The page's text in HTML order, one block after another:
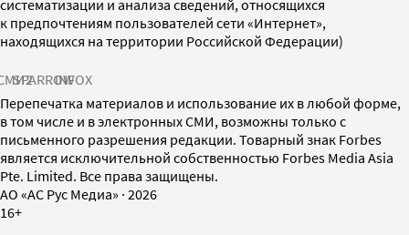
систематизации и анализа сведений, относящихся
к предпочтениям пользователей сети «Интернет»,
находящихся на территории Российской Федерации)
SPARROWINFOX
Перепечатка материалов и использование их в любой форме,
в том числе и в электронных СМИ, возможны только с
письменного разрешения редакции. Товарный знак Forbes
является исключительной собственностью Forbes Media Asia
Pte. Limited. Все права защищены.
AO «АС Рус Медиа» · 2026
16+